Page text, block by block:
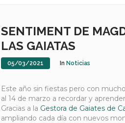
SENTIMENT DE
LAS GAIATAS
05/03/2021 In Noticias
Este año sin fiestas pero con mucho
al 14 de marzo a recordar y
Gracias a la Gestora de Gaiates de
ampliando cada día con nuevos